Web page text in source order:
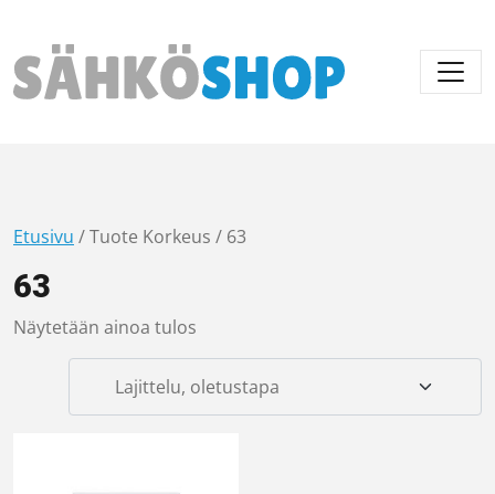
Päävalikko
Etusivu / Tuote Korkeus / 63
63
Näytetään ainoa tulos